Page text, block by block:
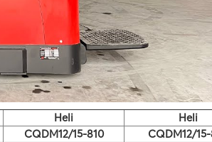
Heli
Heli
CQDM12/15-810
CQDM12/